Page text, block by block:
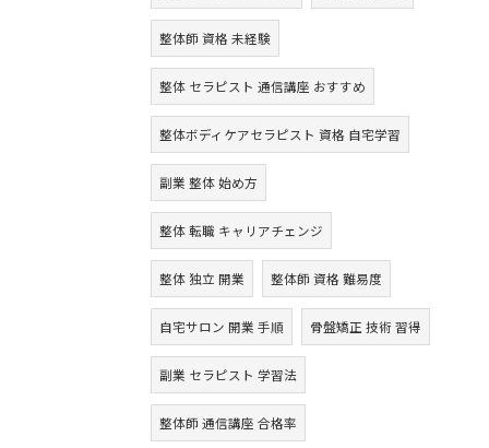
整体師 資格 未経験
整体 セラピスト 通信講座 おすすめ
整体ボディケアセラピスト 資格 自宅学習
副業 整体 始め方
整体 転職 キャリアチェンジ
整体 独立 開業 整体師 資格 難易度
自宅サロン 開業 手順 骨盤矯正 技術 習得
副業 セラピスト 学習法
整体師 通信講座 合格率